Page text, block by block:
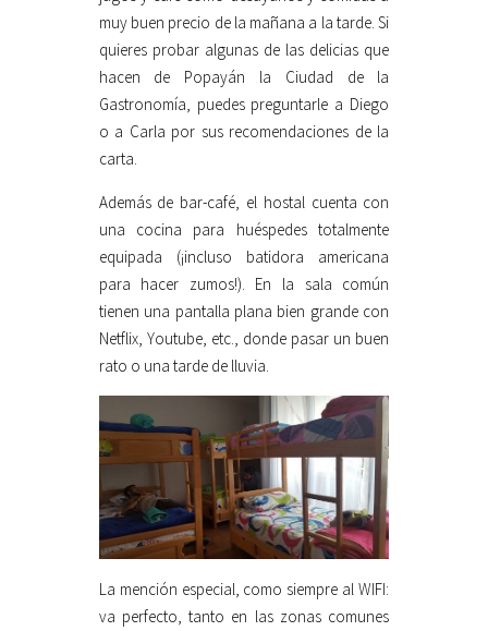
muy buen precio de la mañana a la tarde. Si
quieres probar algunas de las delicias que
hacen de Popayán la Ciudad de la
Gastronomía, puedes preguntarle a Diego
o a Carla por sus recomendaciones de la
carta.
Además de bar-café, el hostal cuenta con
una cocina para huéspedes totalmente
equipada (¡incluso batidora americana
para hacer zumos!). En la sala común
tienen una pantalla plana bien grande con
Netflix, Youtube, etc., donde pasar un buen
rato o una tarde de lluvia.
La mención especial, como siempre al WIFI:
va perfecto, tanto en las zonas comunes